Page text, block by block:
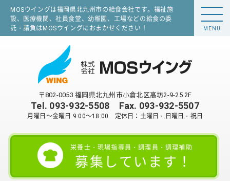
MOSウイングは福岡県北九州市の給食会社です。福祉施
設、医療機関、社員食堂、幼稚園、工場などの給食の委
託・請負はMOSウイングにおまかせください！
〒802-0053 福岡県北九州市小倉北区高坊2-9-25 2F
Tel. 093-932-5508 Fax. 093-932-5507
月曜日～金曜日 9:00～18:00 定休日：土曜日・日曜日・祝日
栄養士・現場指導員・調理員・調理補助
募集しています！
MENU